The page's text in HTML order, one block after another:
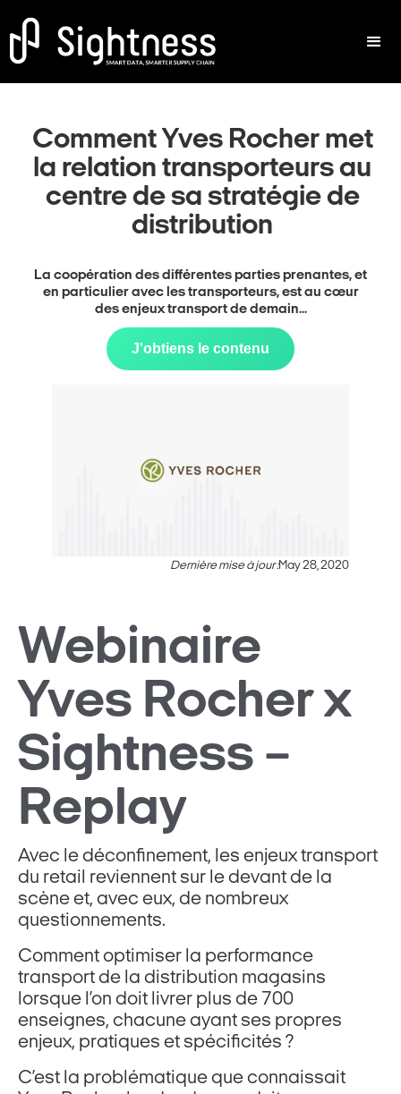
Comment Yves Rocher met
la relation transporteurs au
centre de sa stratégie de
distribution
La coopération des différentes parties prenantes, et
en particulier avec les transporteurs, est au cœur
des enjeux transport de demain...
J'obtiens le contenu
Dernière mise à jour :May 28, 2020
Webinaire
Yves Rocher x
Sightness –
Replay
Avec le déconfinement, les enjeux transport
du retail reviennent sur le devant de la
scène et, avec eux, de nombreux
questionnements.
Comment optimiser la performance
transport de la distribution magasins
lorsque l’on doit livrer plus de 700
enseignes, chacune ayant ses propres
enjeux, pratiques et spécificités ?
C’est la problématique que connaissait